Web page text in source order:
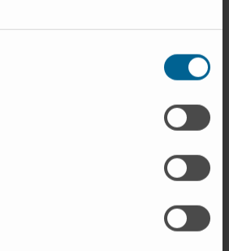
en oncologie de
des revues nationales et
internationaux.